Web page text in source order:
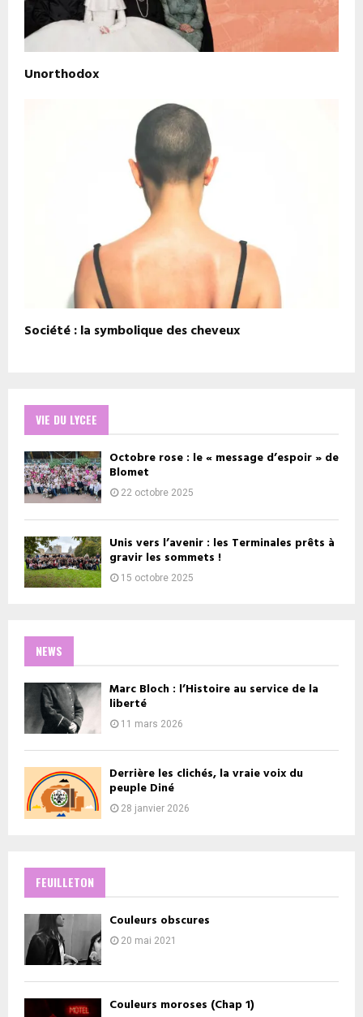
Unorthodox
Société : la symbolique des cheveux
VIE DU LYCEE
Octobre rose : le « message d’espoir » de
Blomet
22 octobre 2025
Unis vers l’avenir : les Terminales prêts à
gravir les sommets !
15 octobre 2025
NEWS
Marc Bloch : l’Histoire au service de la
liberté
11 mars 2026
Derrière les clichés, la vraie voix du
peuple Diné
28 janvier 2026
FEUILLETON
Couleurs obscures
20 mai 2021
Couleurs moroses (Chap 1)